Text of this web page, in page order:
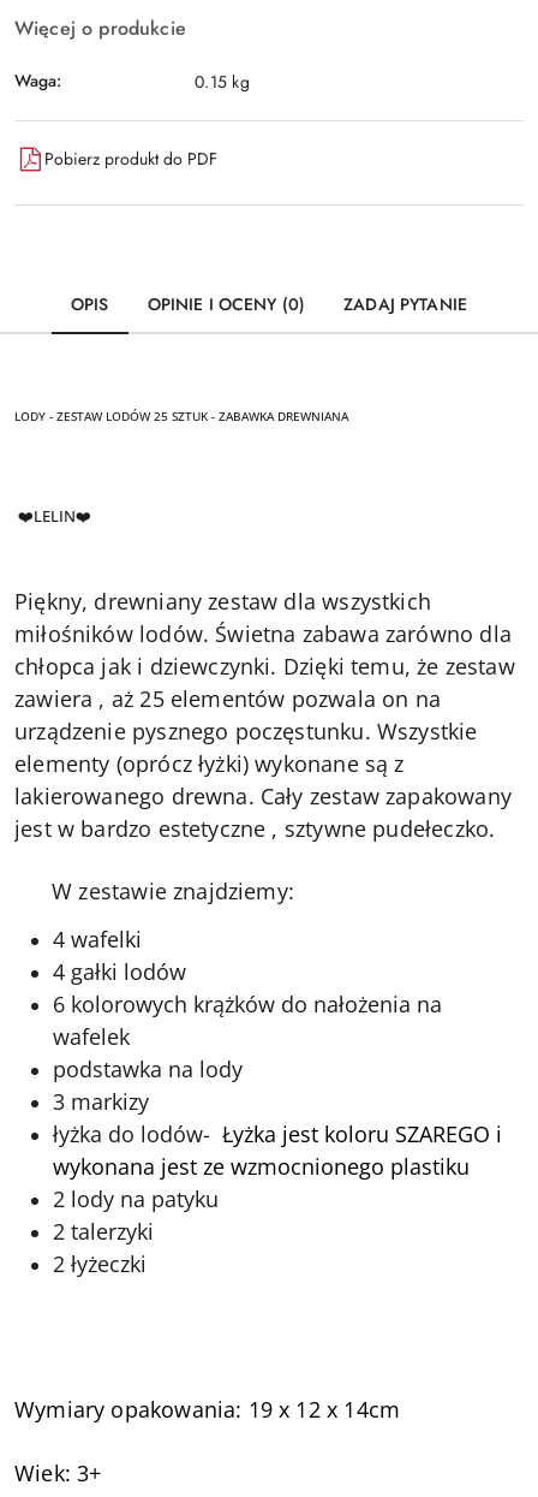
Więcej o produkcie
Waga: 0.15 kg
Pobierz produkt do PDF
OPIS OPINIE I OCENY (0) ZADAJ PYTANIE
LODY - ZESTAW LODÓW 25 SZTUK - ZABAWKA DREWNIANA
❤️LELIN❤️
Piękny, drewniany zestaw dla wszystkich
miłośników lodów. Świetna zabawa zarówno dla
chłopca jak i dziewczynki. Dzięki temu, że zestaw
zawiera , aż 25 elementów pozwala on na
urządzenie pysznego poczęstunku. Wszystkie
elementy (oprócz łyżki) wykonane są z
lakierowanego drewna. Cały zestaw zapakowany
jest w bardzo estetyczne , sztywne pudełeczko.
W zestawie znajdziemy:
4 wafelki
4 gałki lodów
6 kolorowych krążków do nałożenia na
wafelek
podstawka na lody
3 markizy
łyżka do lodów- Łyżka jest koloru SZAREGO i
wykonana jest ze wzmocnionego plastiku
2 lody na patyku
2 talerzyki
2 łyżeczki
Wymiary opakowania: 19 x 12 x 14cm
Wiek: 3+